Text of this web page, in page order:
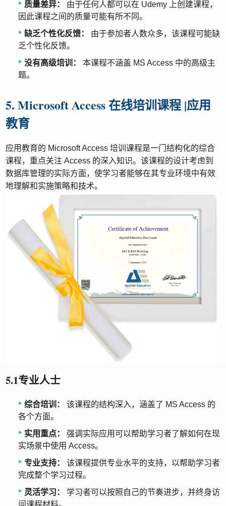
质量差异：
由于任何人都可以在 Udemy 上创建课程，
因此课程之间的质量可能有所不同。
缺乏个性化反馈：
由于参加者人数众多，该课程可能缺
乏个性化反馈。
没有高级培训：
本课程不涵盖 MS Access 中的高级主
题。
5. Microsoft Access 在线培训课程 |应用
教育
应用教育的 Microsoft Access 培训课程是一门结构化的综合
课程，重点关注 Access 的深入知识。该课程的设计考虑到
数据库管理的实际方面，使学习者能够在其专业环境中有效
地理解和实施策略和技术。
5.1专业人士
综合培训：
该课程的结构深入，涵盖了 MS Access 的
各个方面。
实用重点：
强调实际应用可以帮助学习者了解如何在现
实场景中使用 Access。
专业支持：
该课程提供专业水平的支持，以帮助学习者
完成整个学习过程。
灵活学习：
学习者可以按照自己的节奏进步，并终身访
问课程材料。